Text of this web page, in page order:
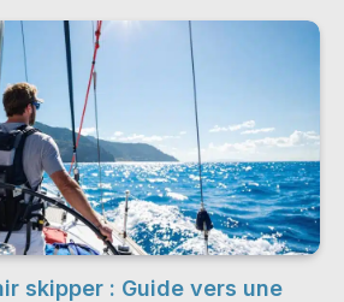
skipper : Guide vers une